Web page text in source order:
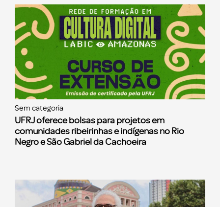
Sem categoria
UFRJ oferece bolsas para projetos em
comunidades ribeirinhas e indígenas no Rio
Negro e São Gabriel da Cachoeira